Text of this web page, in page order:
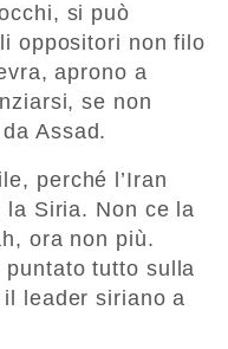
si può
oppositori non filo
aprono a
se non
Assad.
perché l’Iran
la Siria. Non ce la
ora non più.
puntato tutto sulla
leader siriano a